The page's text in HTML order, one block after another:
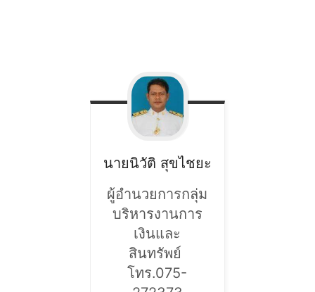
นายนิวัติ สุขไชยะ
ผู้อำนวยการกลุ่ม
บริหารงานการ
เงินและ
สินทรัพย์
โทร.075-